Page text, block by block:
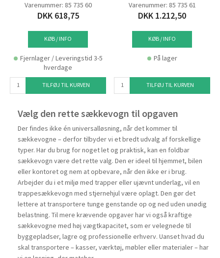
Varenummer: 85 735 60
DKK 618,75
KØB / INFO
Fjernlager / Leveringstid 3-5
hverdage
TILFØJ TIL KURVEN
Varenummer: 85 735 61
DKK 1.212,50
KØB / INFO
På lager
TILFØJ TIL KURVEN
Vælg den rette sækkevogn til opgaven
Der findes ikke én universalløsning, når det kommer til
sækkevogne – derfor tilbyder vi et bredt udvalg af forskellige
typer. Har du brug for noget let og praktisk, kan en foldbar
sækkevogn være det rette valg. Den er ideel til hjemmet, bilen
eller kontoret og nem at opbevare, når den ikke er i brug.
Arbejder du i et miljø med trapper eller ujævnt underlag, vil en
trappesækkevogn med stjernehjul være oplagt. Den gør det
lettere at transportere tunge genstande op og ned uden unødig
belastning. Til mere krævende opgaver har vi også kraftige
sækkevogne med høj vægtkapacitet, som er velegnede til
byggepladser, lagre og professionelle erhverv. Uanset hvad du
skal transportere – kasser, værktøj, møbler eller materialer – har